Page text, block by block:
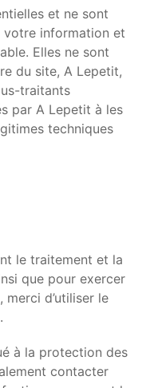
et ne sont
votre information et
Elles ne sont
du site, A Lepetit,
traitants
par A Lepetit à les
techniques
le traitement et la
que pour exercer
merci d’utiliser le
à la protection des
contacter